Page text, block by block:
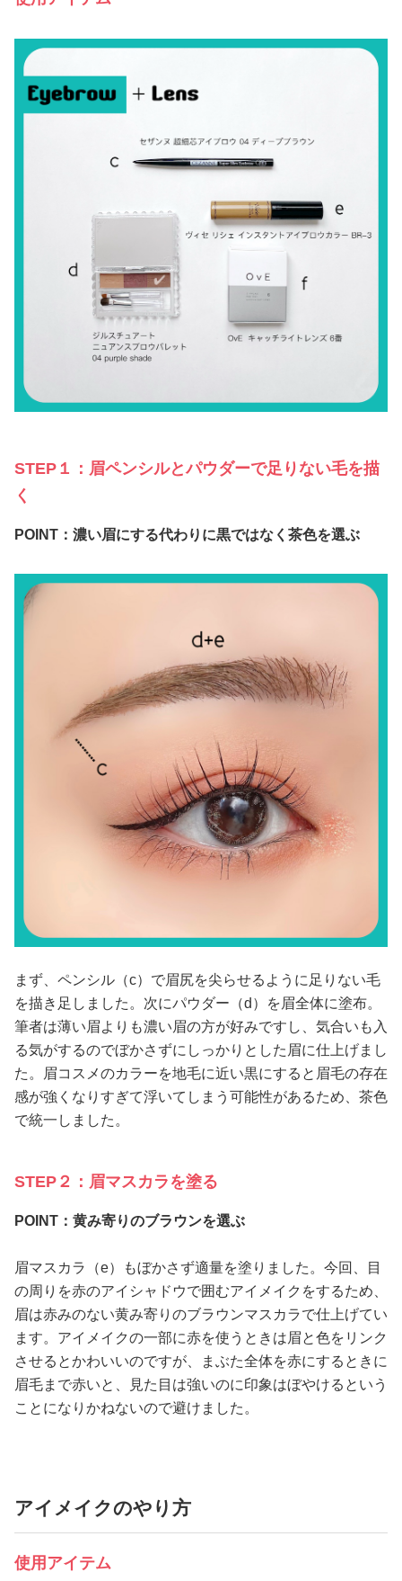
STEP１：眉ペンシルとパウダーで足りない毛を描
く
POINT：濃い眉にする代わりに黒ではなく茶色を選ぶ
まず、ペンシル（c）で眉尻を尖らせるように足りない毛
を描き足しました。次にパウダー（d）を眉全体に塗布。
筆者は薄い眉よりも濃い眉の方が好みですし、気合いも入
る気がするのでぼかさずにしっかりとした眉に仕上げまし
た。眉コスメのカラーを地毛に近い黒にすると眉毛の存在
感が強くなりすぎて浮いてしまう可能性があるため、茶色
で統一しました。
STEP２：眉マスカラを塗る
POINT：黄み寄りのブラウンを選ぶ
眉マスカラ（e）もぼかさず適量を塗りました。今回、目
の周りを赤のアイシャドウで囲むアイメイクをするため、
眉は赤みのない黄み寄りのブラウンマスカラで仕上げてい
ます。アイメイクの一部に赤を使うときは眉と色をリンク
させるとかわいいのですが、まぶた全体を赤にするときに
眉毛まで赤いと、見た目は強いのに印象はぼやけるという
ことになりかねないので避けました。
アイメイクのやり方
使用アイテム